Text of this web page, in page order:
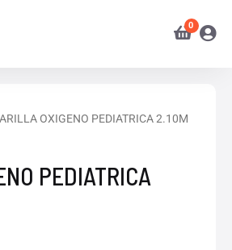
OXIGENO PEDIATRICA 2.10M
PEDIATRICA